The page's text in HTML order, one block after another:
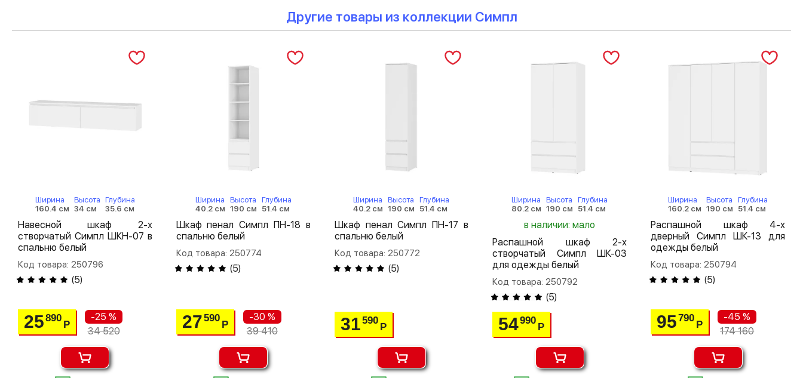
Другие товары из коллекции Симпл
Ширина
160.4 см
Высота
34 см
Глубина
35.6 см
Навесной шкаф 2-х
створчатый Симпл ШКН-07 в
спальню белый
Код товара: 250796
(5)
25890
Р
-25 %
34 520
Ширина
40.2 см
Высота
190 см
Глубина
51.4 см
Шкаф пенал Симпл ПН-18 в
спальню белый
Код товара: 250774
(5)
27590
Р
-30 %
39 410
Ширина
40.2 см
Высота
190 см
Глубина
51.4 см
Шкаф пенал Симпл ПН-17 в
спальню белый
Код товара: 250772
(5)
31590
Р
Ширина
80.2 см
Высота
190 см
Глубина
51.4 см
в наличии: мало
Распашной шкаф 2-х
створчатый Симпл ШК-03
для одежды белый
Код товара: 250792
(5)
54990
Р
Ширина
160.2 см
Высота
190 см
Глубина
51.4 см
Распашной шкаф 4-х
дверный Симпл ШК-13 для
одежды белый
Код товара: 250794
(5)
95790
Р
-45 %
174 160